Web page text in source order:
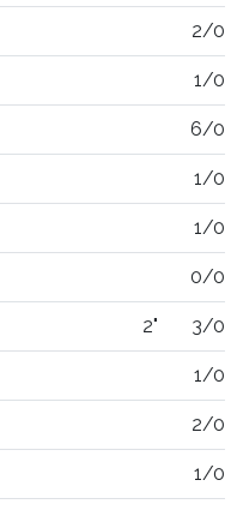
2/0
1/0
6/0
1/0
1/0
0/0
2" 3/0
1/0
2/0
1/0